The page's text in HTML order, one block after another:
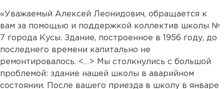
«Уважаемый Алексей Леонидович, обращается к
вам за помощью и поддержкой коллектив школы №
7 города Кусы. Здание, построенное в 1956 году, до
последнего времени капитально не
ремонтировалось. <…> Мы столкнулись с большой
проблемой: здание нашей школы в аварийном
состоянии. После вашего приезда в школу в январе